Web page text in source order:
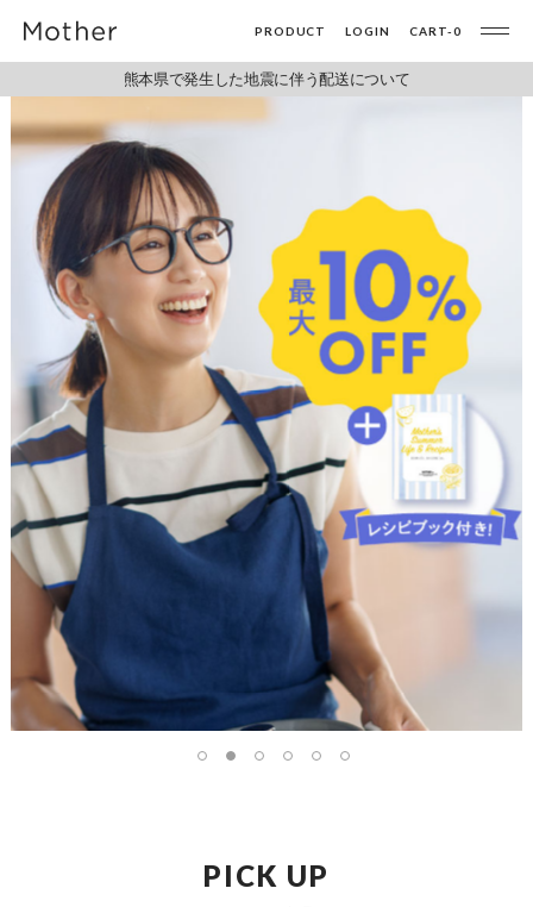
PRODUCT LOGIN CART-0
熊本県で発生した地震に伴う配送について
PICK UP